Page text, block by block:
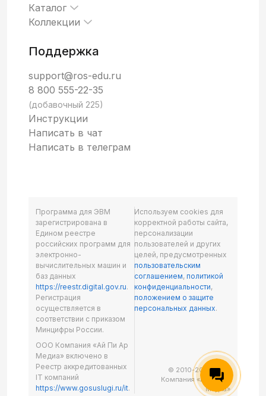
Каталог
Коллекции
Поддержка
support@ros-edu.ru
8 800 555-22-35
(добавочный 225)
Инструкции
Написать в чат
Написать в телеграм
Программа для ЭВМ
зарегистрирована в
Едином реестре
российских программ для
электронно-
вычислительных машин и
баз данных
https://reestr.digital.gov.ru.
Регистрация
осуществляется в
соответствии с приказом
Минцифры России.
ООО Компания «Ай Пи Ар
Медиа» включено в
Реестр аккредитованных
IT компаний
https://www.gosuslugi.ru/it.
Используем cookies для
корректной работы сайта,
персонализации
пользователей и других
целей, предусмотренных
пользовательским
соглашением,политикой
конфиденциальности,
положением о защите
персональных данных.
© 2010-2026 ООО
Компания «Ай Пи Ар
Медиа»